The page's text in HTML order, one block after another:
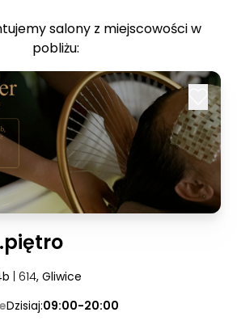
salony z miejscowości w
pobliżu:
| 614, Gliwice
Dzisiaj:09:00-20:00